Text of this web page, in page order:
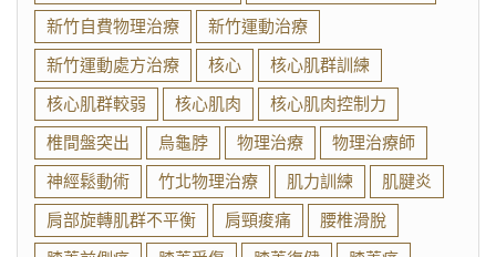
新竹自費物理治療
新竹運動治療
新竹運動處方治療
核心
核心肌群訓練
核心肌群較弱
核心肌肉
核心肌肉控制力
椎間盤突出
烏龜脖 物理治療
物理治療師
神經鬆動術
竹北物理治療 肌力訓練
肌腱炎
肩部旋轉肌群不平衡
肩頸痠痛
腰椎滑脫